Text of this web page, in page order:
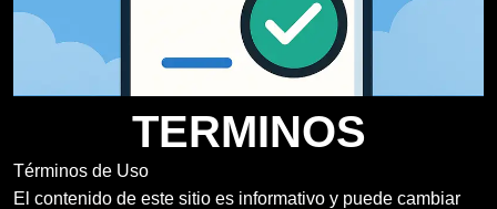
TERMINOS
Términos de Uso
El contenido de este sitio es informativo y puede cambiar